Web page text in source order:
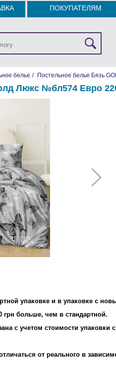
ПОКУПАТЕЛЯМ
белье / Постельное белье Бязь
Люкс №бл574 Евро
упаковке и в упаковке с
грн больше, чем в стандартной.
с учетом стоимости
от реального в